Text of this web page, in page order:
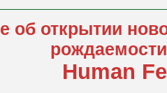
об открытии
Human